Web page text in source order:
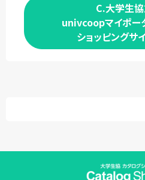
C.大学生
univcoopマイポー
ショッピングサ